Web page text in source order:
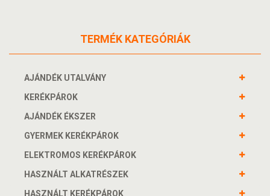
TERMÉK KATEGÓRIÁK
AJÁNDÉK UTALVÁNY
KERÉKPÁROK
AJÁNDÉK ÉKSZER
GYERMEK KERÉKPÁROK
ELEKTROMOS KERÉKPÁROK
HASZNÁLT ALKATRÉSZEK
HASZNÁLT KERÉKPÁROK